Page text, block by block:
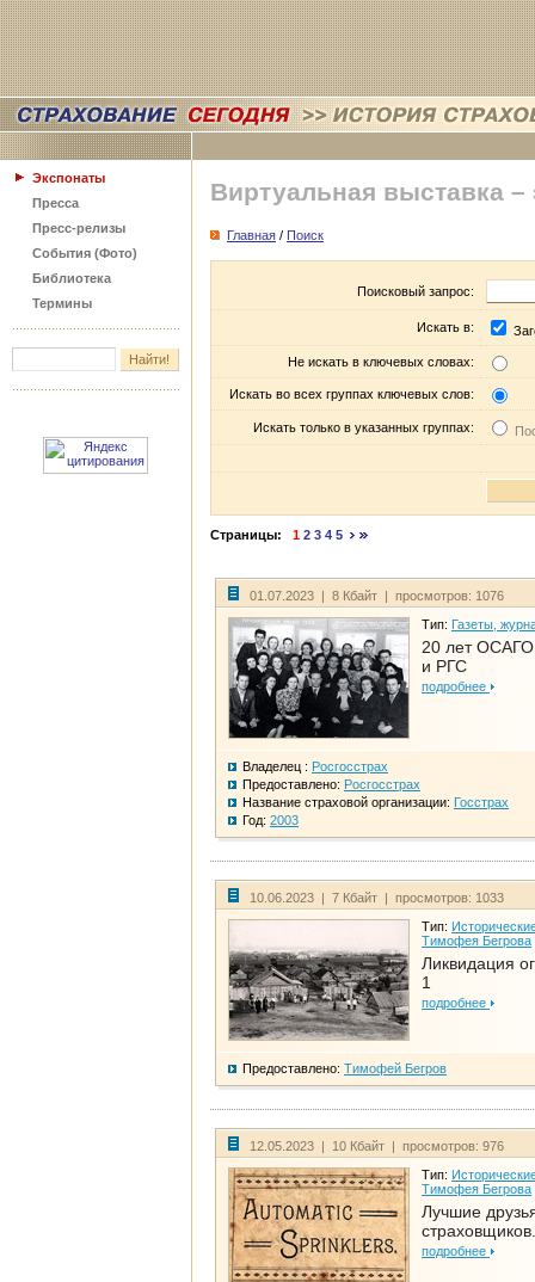
Экспонаты
Пресса
Пресс-релизы
События (Фото)
Библиотека
Термины
Виртуальная выставка –
Главная / Поиск
Поисковый запрос:
Искать в:
Не искать в ключевых словах:
Искать во всех группах ключевых слов:
Искать только в указанных группах:
Страницы: 1 2 3 4 5
01.07.2023 | 8 Кбайт | просмотров: 1076
Тип: Газеты,
20 лет
и РГС
подробнее
Владелец : Росгосстрах
Предоставлено: Росгосстрах
Название страховой организации: Госстрах
Год: 2003
10.06.2023 | 7 Кбайт | просмотров: 1033
Тип:
Тимофея Бегрова
Ликвидация
1
подробнее
Предоставлено: Тимофей Бегров
12.05.2023 | 10 Кбайт | просмотров: 976
Тип:
Тимофея Бегрова
Лучшие
подробнее